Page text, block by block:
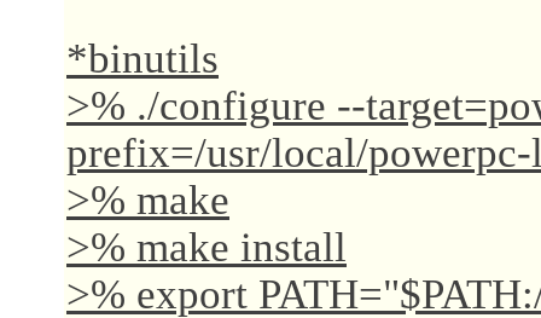
*binutils
>% ./configure --
prefix=/usr/local/
>% make
>% make install
>% export